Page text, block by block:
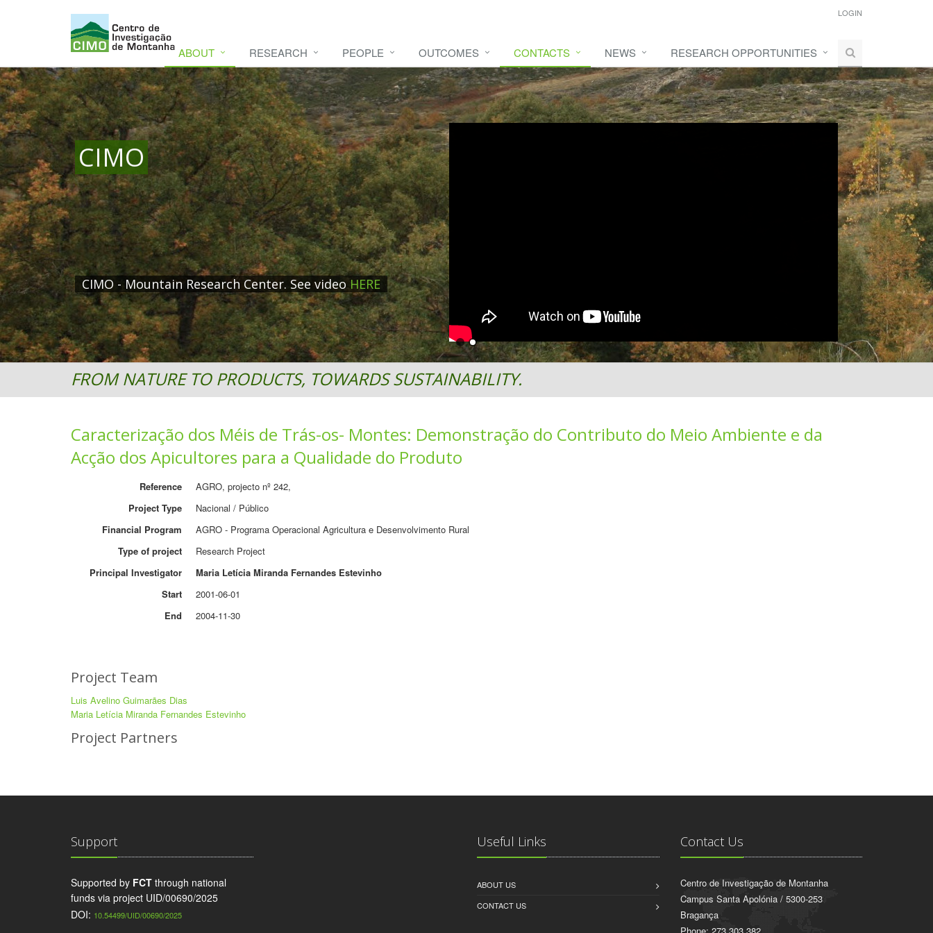
LOGIN
ABOUT RESEARCH PEOPLE OUTCOMES CONTACTS NEWS RESEARCH OPPORTUNITIES
CIMO
CIMO - Mountain Research Center. See videoHERE
FROM NATURE TO PRODUCTS, TOWARDS SUSTAINABILITY.
Caracterização dos Méis de Trás-os- Montes: Demonstração do Contributo do Meio Ambiente e da
Acção dos Apicultores para a Qualidade do Produto
Reference
AGRO, projecto nº 242,
Project Type
Nacional / Público
Financial Program
AGRO - Programa Operacional Agricultura e Desenvolvimento Rural
Type of project
Research Project
Principal Investigator
Maria Letícia Miranda Fernandes Estevinho
Start
2001-06-01
End
2004-11-30
Project Team
Luis Avelino Guimarães Dias
Maria Letícia Miranda Fernandes Estevinho
Project Partners
Support
Supported by FCT through national
funds via project UID/00690/2025
DOI: 10.54499/UID/00690/2025
Useful Links
ABOUT US
CONTACT US
Contact Us
Centro de Investigação de Montanha
Campus Santa Apolónia / 5300-253
Bragança